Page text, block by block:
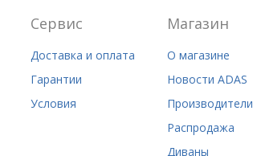
Сервис
Доставка и оплата
Гарантии
Условия
Магазин
О магазине
Новости ADAS
Производители
Распродажа
Диваны